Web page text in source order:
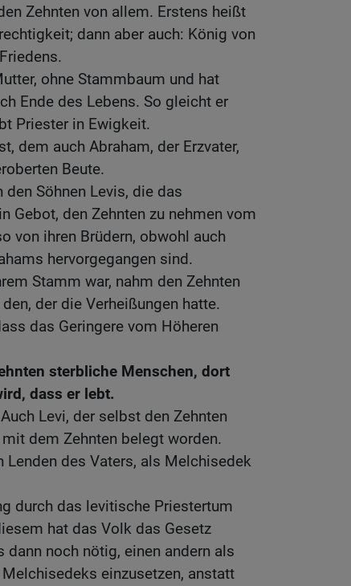
Zehnten von allem. Erstens heißt
dann aber auch: König von
ohne Stammbaum und hat
Ende des Lebens. So gleicht er
Priester in Ewigkeit.
dem auch Abraham, der Erzvater,
Beute.
den Söhnen Levis, die das
Gebot, den Zehnten zu nehmen vom
von ihren Brüdern, obwohl auch
hervorgegangen sind.
Stamm war, nahm den Zehnten
der die Verheißungen hatte.
das Geringere vom Höheren
sterbliche Menschen, dort
dass er lebt.
Levi, der selbst den Zehnten
dem Zehnten belegt worden.
Lenden des Vaters, als Melchisedek
durch das levitische Priestertum
hat das Volk das Gesetz
dann noch nötig, einen andern als
einzusetzen, anstatt